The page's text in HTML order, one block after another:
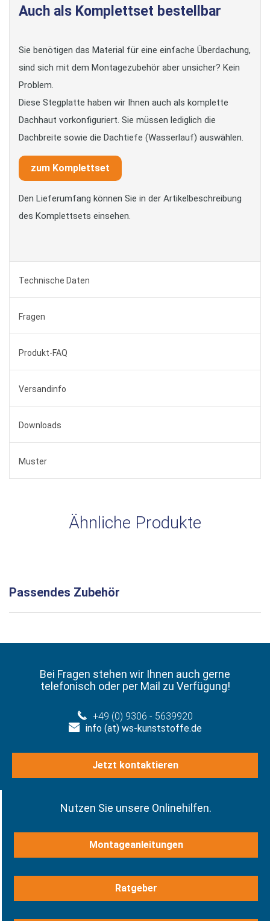
Auch als Komplettset bestellbar
Sie benötigen das Material für eine einfache Überdachung,
sind sich mit dem Montagezubehör aber unsicher? Kein
Problem.
Diese Stegplatte haben wir Ihnen auch als komplette
Dachhaut vorkonfiguriert. Sie müssen lediglich die
Dachbreite sowie die Dachtiefe (Wasserlauf) auswählen.
zum Komplettset
Den Lieferumfang können Sie in der Artikelbeschreibung
des Komplettsets einsehen.
Technische Daten
Fragen
Produkt-FAQ
Versandinfo
Downloads
Muster
Ähnliche Produkte
Passendes Zubehör
Bei Fragen stehen wir Ihnen auch gerne
telefonisch oder per Mail zu Verfügung!
+49 (0) 9306 - 5639920
info (at) ws-kunststoffe.de
Jetzt kontaktieren
Nutzen Sie unsere Onlinehilfen.
Montageanleitungen
Ratgeber